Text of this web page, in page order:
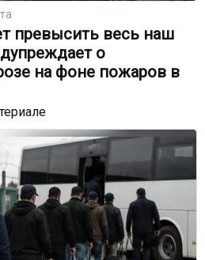
превысить весь наш
о
на фоне пожаров в